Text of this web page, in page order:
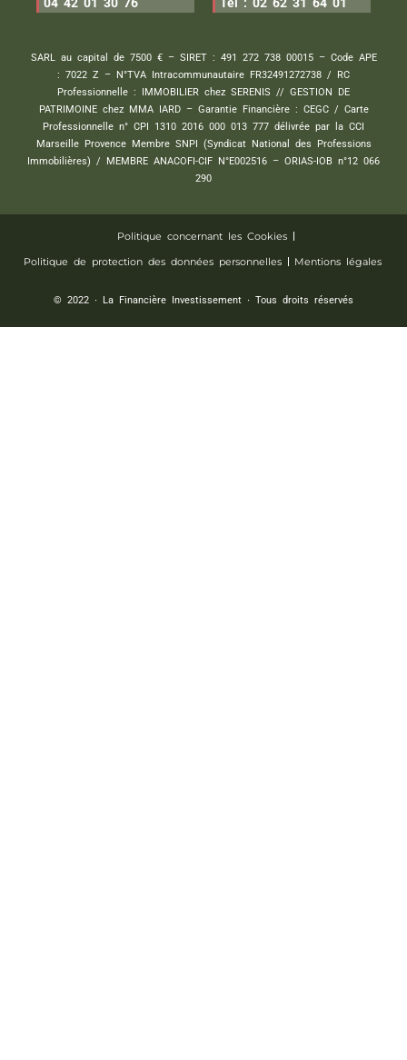
04 42 01 30 76 Tel : 02 62 31 64 01
SARL au capital de 7500 € – SIRET : 491 272 738 00015 – Code APE
: 7022 Z – N°TVA Intracommunautaire FR32491272738 / RC
Professionnelle : IMMOBILIER chez SERENIS // GESTION DE
PATRIMOINE chez MMA IARD – Garantie Financière : CEGC / Carte
Professionnelle n° CPI 1310 2016 000 013 777 délivrée par la CCI
Marseille Provence Membre SNPI (Syndicat National des Professions
Immobilières) / MEMBRE ANACOFI-CIF N°E002516 – ORIAS-IOB n°12 066
290
Politique concernant les Cookies
Politique de protection des données personnelles
Mentions légales
© 2022 ∙ La Financière Investissement ∙ Tous droits réservés